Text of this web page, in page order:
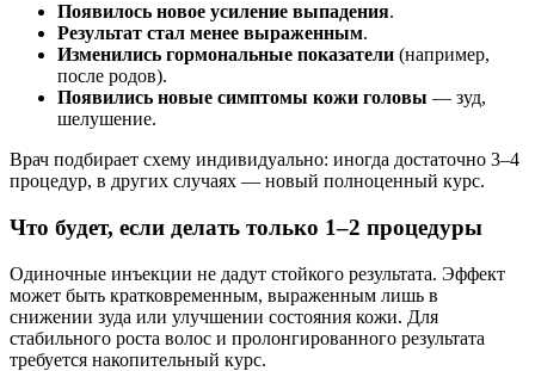
Появилось новое усиление выпадения.
Результат стал менее выраженным.
Изменились гормональные показатели (например,
после родов).
Появились новые симптомы кожи головы — зуд,
шелушение.
Врач подбирает схему индивидуально: иногда достаточно 3–4
процедур, в других случаях — новый полноценный курс.
Что будет, если делать только 1–2 процедуры
Одиночные инъекции не дадут стойкого результата. Эффект
может быть кратковременным, выраженным лишь в
снижении зуда или улучшении состояния кожи. Для
стабильного роста волос и пролонгированного результата
требуется накопительный курс.